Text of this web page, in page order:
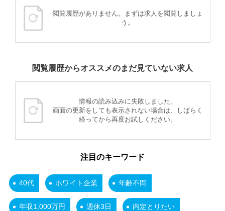
閲覧履歴がありません。まずは求人を閲覧しましょ
う。
閲覧履歴からオススメのまだ見ていない求人
情報の読み込みに失敗しました。
画面の更新をしても表示されない場合は、しばらく
経ってから再度お試しください。
注目のキーワード
40代 ホワイト企業 年齢不問
年収1,000万円 週休3日 内定とりたい